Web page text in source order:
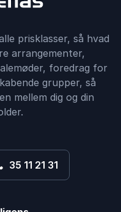
prisklasser, så hvad
arrangementer,
foredrag for
grupper, så
mellem dig og din
35 11 21 31